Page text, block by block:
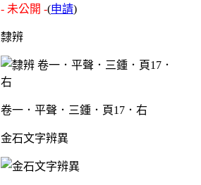
- 未公開 -(申請)
隸辨
卷一．平聲．三鍾．頁17．右
金石文字辨異